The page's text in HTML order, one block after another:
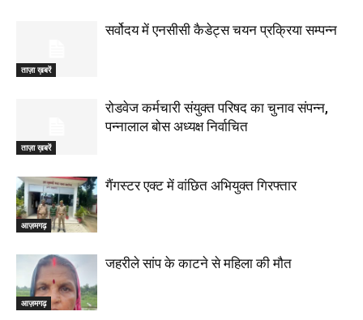
ताज़ा ख़बरें
सर्वोदय में एनसीसी कैडेट्स चयन प्रक्रिया सम्पन्न
ताज़ा ख़बरें
रोडवेज कर्मचारी संयुक्त परिषद का चुनाव संपन्न,
पन्नालाल बोस अध्यक्ष निर्वाचित
आज़मगढ़
गैंगस्टर एक्ट में वांछित अभियुक्त गिरफ्तार
आज़मगढ़
जहरीले सांप के काटने से महिला की मौत